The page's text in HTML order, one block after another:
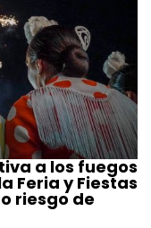
a los fuegos
Feria y Fiestas
riesgo de